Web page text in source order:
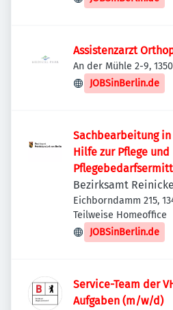
Assistenzarzt
An der Mühle 2-9,
JOBSinBerlin.de
Sachbearbeitung
Hilfe zur Pflege und
Bezirksamt
Eichborndamm 215,
Deutschland
Teilweise Homeoffice
JOBSinBerlin.de
Service-Team der
Aufgaben (m/w/d)